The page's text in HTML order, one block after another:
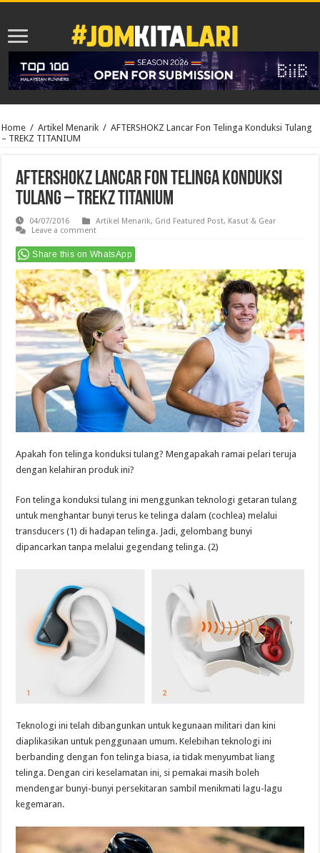
Home / Artikel Menarik / AFTERSHOKZ Lancar Fon Telinga Konduksi Tulang
– TREKZ TITANIUM
AFTERSHOKZ Lancar Fon Telinga Konduksi
Tulang – TREKZ TITANIUM
04/07/2016 Artikel Menarik, Grid Featured Post, Kasut & Gear
Leave a comment
Share this on WhatsApp
Apakah fon telinga konduksi tulang? Mengapakah ramai pelari teruja
dengan kelahiran produk ini?
Fon telinga konduksi tulang ini menggunkan teknologi getaran tulang
untuk menghantar bunyi terus ke telinga dalam (cochlea) melalui
transducers (1) di hadapan telinga. Jadi, gelombang bunyi
dipancarkan tanpa melalui gegendang telinga. (2)
Teknologi ini telah dibangunkan untuk kegunaan militari dan kini
diaplikasikan untuk penggunaan umum. Kelebihan teknologi ini
berbanding dengan fon telinga biasa, ia tidak menyumbat liang
telinga. Dengan ciri keselamatan ini, si pemakai masih boleh
mendengar bunyi-bunyi persekitaran sambil menikmati lagu-lagu
kegemaran.